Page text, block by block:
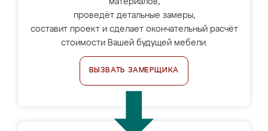
материалов,
проведёт детальные замеры,
составит проект и сделает окончательный расчёт
стоимости Вашей будущей мебели.
ВЫЗВАТЬ ЗАМЕРЩИКА